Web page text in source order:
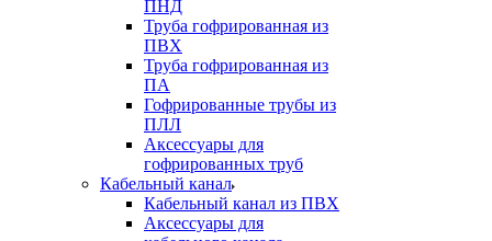
ПНД
Труба гофрированная из
ПВХ
Труба гофрированная из
ПА
Гофрированные трубы из
ПЛЛ
Аксессуары для
гофрированных труб
Кабельный канал
Кабельный канал из ПВХ
Аксессуары для